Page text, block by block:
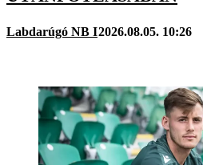
Labdarúgó NB I2026.08.05. 10:26